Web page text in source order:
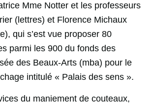
Mme Notter et les professeurs
(lettres) et Florence Michaux
qui s’est vue proposer 80
parmi les 900 du fonds des
des Beaux-Arts (mba) pour le
intitulé « Palais des sens ».
du maniement de couteaux,